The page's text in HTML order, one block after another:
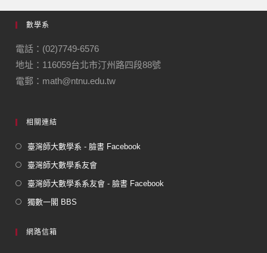
e
b
o
o
k
gr
m
數學系
電話：(02)7749-6576
地址：116059台北市汀州路四段88號
電郵：math@ntnu.edu.tw
相關連結
臺灣師大數學系 - 臉書 Facebook
臺灣師大數學系友會
臺灣師大數學系系友會 - 臉書 Facebook
獨數一閣 BBS
網路信箱